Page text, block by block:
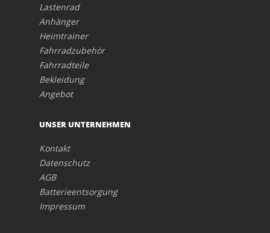
Lastenrad
Anhänger
Heimtrainer
Fahrradzubehör
Fahrradteile
Bekleidung
Angebot
UNSER UNTERNEHMEN
Kontakt
Datenschutz
AGB
Batterieentsorgung
Impressum